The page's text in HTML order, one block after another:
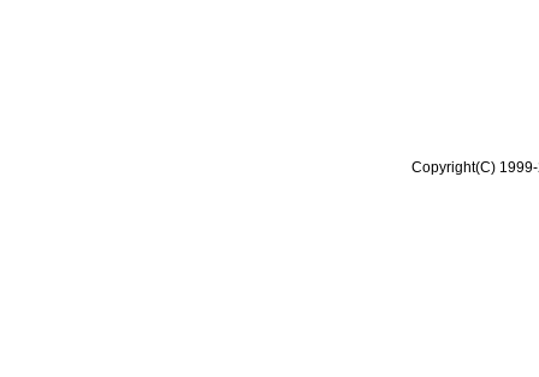
Copyright(C)